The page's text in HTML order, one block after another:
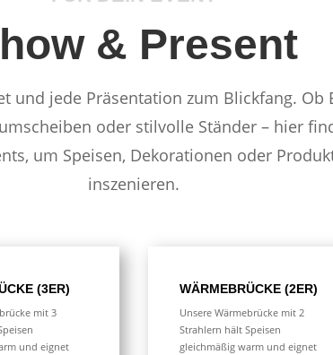
& Present
und jede Präsentation zum Blickfang. Ob
oder stilvolle Ständer – hier
um Speisen, Dekorationen oder
inszenieren.
(3ER)
mit 3
und eignet
WÄRMEBRÜCKE (2ER)
Unsere Wärmebrücke mit 2
Strahlern hält Speisen
gleichmäßig warm und eignet